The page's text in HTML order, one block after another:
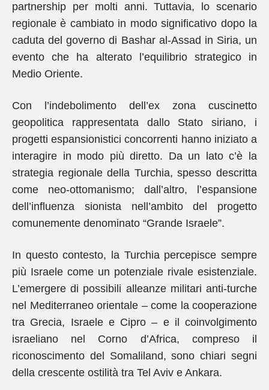
partnership per molti anni. Tuttavia, lo scenario
regionale è cambiato in modo significativo dopo la
caduta del governo di Bashar al-Assad in Siria, un
evento che ha alterato l’equilibrio strategico in
Medio Oriente.
Con l’indebolimento dell’ex zona cuscinetto
geopolitica rappresentata dallo Stato siriano, i
progetti espansionistici concorrenti hanno iniziato a
interagire in modo più diretto. Da un lato c’è la
strategia regionale della Turchia, spesso descritta
come neo-ottomanismo; dall’altro, l’espansione
dell’influenza sionista nell’ambito del progetto
comunemente denominato “Grande Israele”.
In questo contesto, la Turchia percepisce sempre
più Israele come un potenziale rivale esistenziale.
L’emergere di possibili alleanze militari anti-turche
nel Mediterraneo orientale – come la cooperazione
tra Grecia, Israele e Cipro – e il coinvolgimento
israeliano nel Corno d’Africa, compreso il
riconoscimento del Somaliland, sono chiari segni
della crescente ostilità tra Tel Aviv e Ankara.